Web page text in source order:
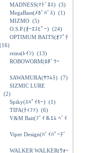
MADNESS(ﾏﾄﾞﾈｽ) (3)
MegaBass(ﾒｶﾞﾊﾞｽ) (1)
MIZMO (5)
O.S.P.(ｵｰｴｽﾋﾟｰ) (24)
OPTIMUM BAITS(ｵﾌﾟﾃ
(16)
reins(ﾚｲﾝ) (13)
ROBOWORM(ﾛﾎﾞﾜｰ
SAWAMURA(ｻﾜﾑﾗ) (7)
SIZMIC LURE
(2)
Spiky(ｽﾊﾟｲｷｰ) (1)
TIFA(ﾃｨﾌｧ) (6)
V&M Bait(ﾌﾞｲ＆ｴﾑ ﾍﾞｲ
Viper Design(ﾊﾞｲﾊﾟｰﾃﾞ
WALKER WALKER(ｳｫｰ